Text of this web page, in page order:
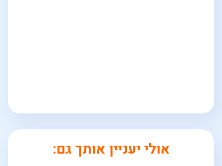
אולי יעניין אותך גם: